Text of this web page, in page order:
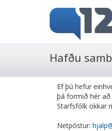
Hafðu
Ef þú hefur
þá formið hér
Starfsfólk okkar
Netpóstur: